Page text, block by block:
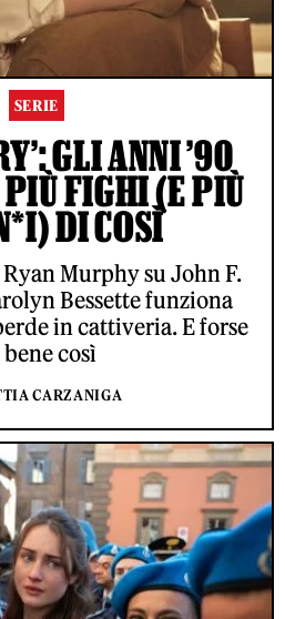
SERIE
GLI ANNI ’90
PIÙ FIGHI (E PIÙ
DI COSÌ
Murphy su John F.
Bessette funziona
in cattiveria. E forse
bene così
CARZANIGA